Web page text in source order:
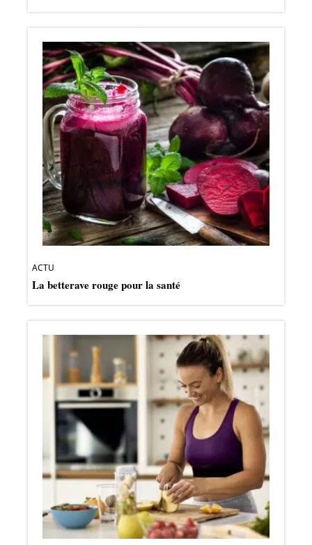
ACTU
La betterave rouge pour la santé